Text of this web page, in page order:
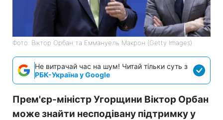
Фото: Віктор Орбан та Еммануель Макрон (Getty Images)
Не витрачай час на шум! Читай тільки суть з
РБК-Україна у Google
Прем'єр-міністр Угорщини Віктор Орбан
може знайти несподівану підтримку у